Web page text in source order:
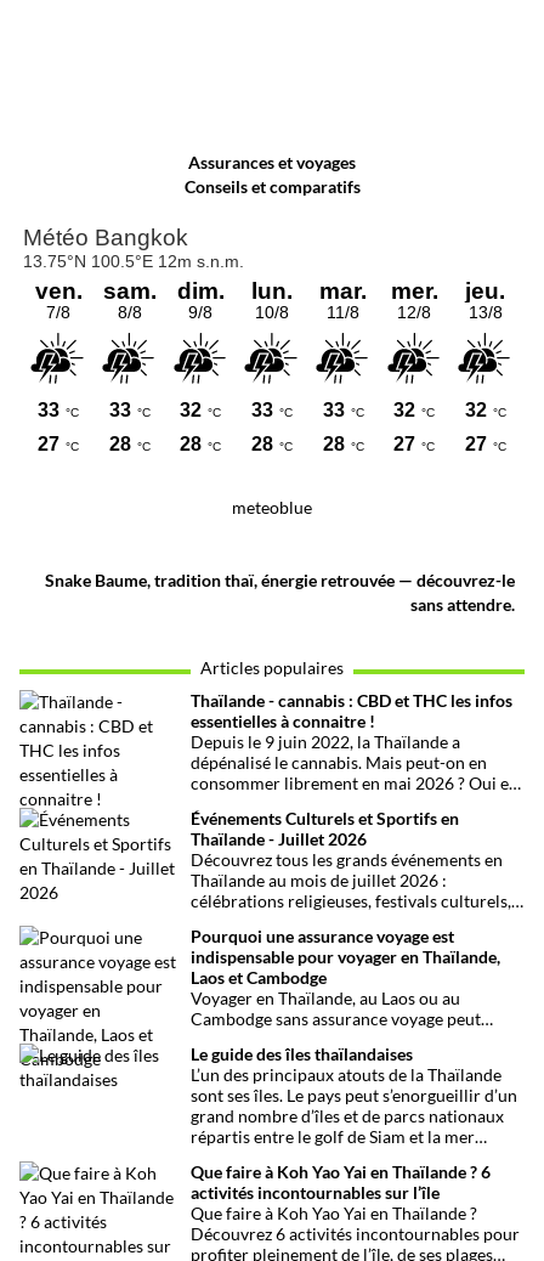
Assurances et voyages
Conseils et comparatifs
meteoblue
Snake Baume, tradition thaï, énergie retrouvée — découvrez-le
sans attendre.
Articles populaires
Thaïlande - cannabis : CBD et THC les infos
essentielles à connaitre !
Depuis le 9 juin 2022, la Thaïlande a
dépénalisé le cannabis. Mais peut-on en
consommer librement en mai 2026 ? Oui et
confusions qui peuvent avoir de grosses
conséquences ! Explications.
Événements Culturels et Sportifs en
Thaïlande - Juillet 2026
Découvrez tous les grands événements en
Thaïlande au mois de juillet 2026 :
célébrations religieuses, festivals culturels,
et fêtes locales. Une sélection
chronologique complète pour ne rien
manquer !
Pourquoi une assurance voyage est
indispensable pour voyager en Thaïlande,
Laos et Cambodge
Voyager en Thaïlande, au Laos ou au
Cambodge sans assurance voyage peut
maladies ou perte de bagages sont des
imprévus fréquents en Asie du Sud-Est.
Découvrez pourquoi une assurance voyage
est essentielle pour garantir votre sécurité
et votre sérénité.
Le guide des îles thaïlandaises
L’un des principaux atouts de la Thaïlande
sont ses îles. Le pays peut s’enorgueillir d’un
grand nombre d’îles et de parcs nationaux
répartis entre le golf de Siam et la mer
Que faire à Koh Yao Yai en Thaïlande ? 6
activités incontournables sur l’île
Que faire à Koh Yao Yai en Thaïlande ?
Découvrez 6 activités incontournables pour
profiter pleinement de l’île, de ses plages